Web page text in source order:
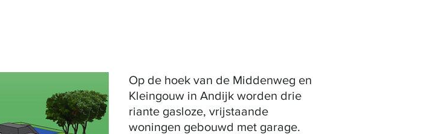
Op de hoek van de Middenweg en
Kleingouw in Andijk worden drie
riante gasloze, vrijstaande
woningen gebouwd met garage.